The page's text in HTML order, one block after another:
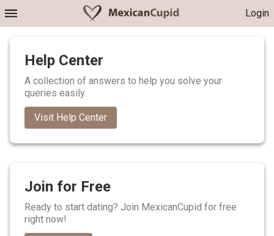
Login
Help Center
A collection of answers to help you solve your
queries easily.
Visit Help Center
Join for Free
Ready to start dating? Join MexicanCupid for free
right now!